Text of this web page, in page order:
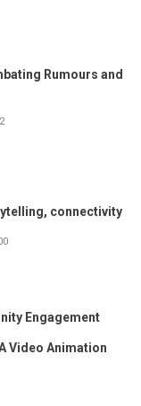
Rumours and
connectivity
Engagement
Video Animation